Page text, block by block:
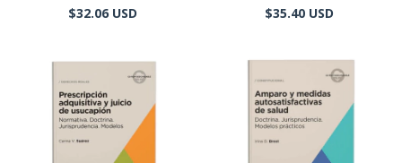
$32.06 USD $35.40 USD